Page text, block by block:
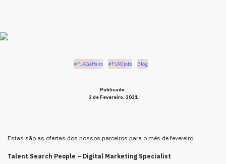
#FLAGaffairs #FLAGjobs Blog
Publicado:
2 de Fevereiro, 2021
Estas são as ofertas dos nossos parceiros para o mês de fevereiro:
Talent Search People – Digital Marketing Specialist